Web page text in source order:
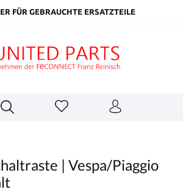
FÜR GEBRAUCHTE ERSATZTEILE
| Vespa/Piaggio